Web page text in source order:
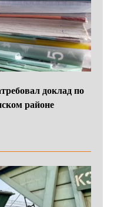
доклад по
районе